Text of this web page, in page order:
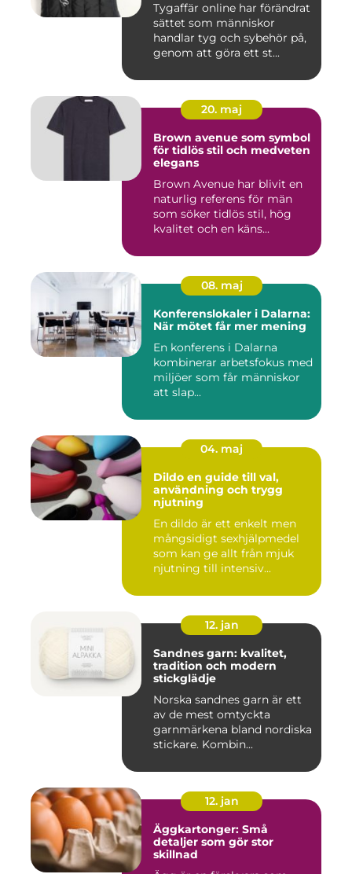
Tygaffär online har förändrat
sättet som människor
handlar tyg och sybehör på,
genom att göra ett st...
20. maj
Brown avenue som symbol
för tidlös stil och medveten
elegans
Brown Avenue har blivit en
naturlig referens för män
som söker tidlös stil, hög
kvalitet och en käns...
08. maj
Konferenslokaler i Dalarna:
När mötet får mer mening
En konferens i Dalarna
kombinerar arbetsfokus med
miljöer som får människor
att slap...
04. maj
Dildo en guide till val,
användning och trygg
njutning
En dildo är ett enkelt men
mångsidigt sexhjälpmedel
som kan ge allt från mjuk
njutning till intensiv...
12. jan
Sandnes garn: kvalitet,
tradition och modern
stickglädje
Norska sandnes garn är ett
av de mest omtyckta
garnmärkena bland nordiska
stickare. Kombin...
12. jan
Äggkartonger: Små
detaljer som gör stor
skillnad